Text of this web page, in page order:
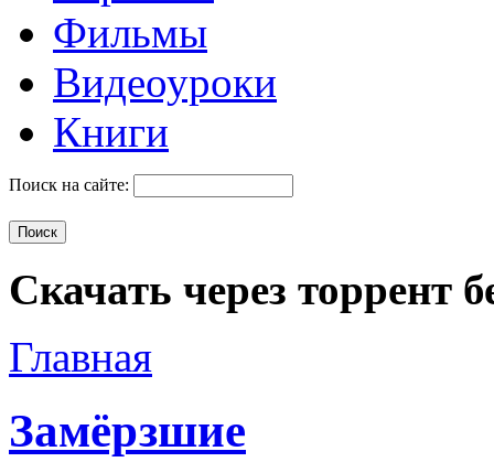
Фильмы
Видеоуроки
Книги
Поиск на сайте:
Скачать через торрент
Главная
Замёрзшие